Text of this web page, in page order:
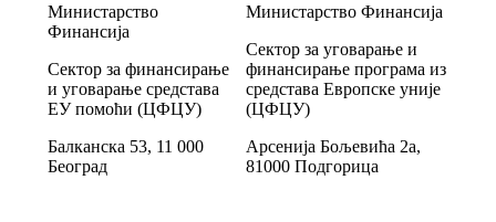
Министарство
Финансија
Сектор за финансирање
и уговарање средстава
ЕУ помоћи (ЦФЦУ)
Балканска 53, 11 000
Београд
Министарство Финансија
Сектор за уговарање и
финансирање програма из
средстава Европске уније
(ЦФЦУ)
Арсенија Бољевића 2а,
81000 Подгорица